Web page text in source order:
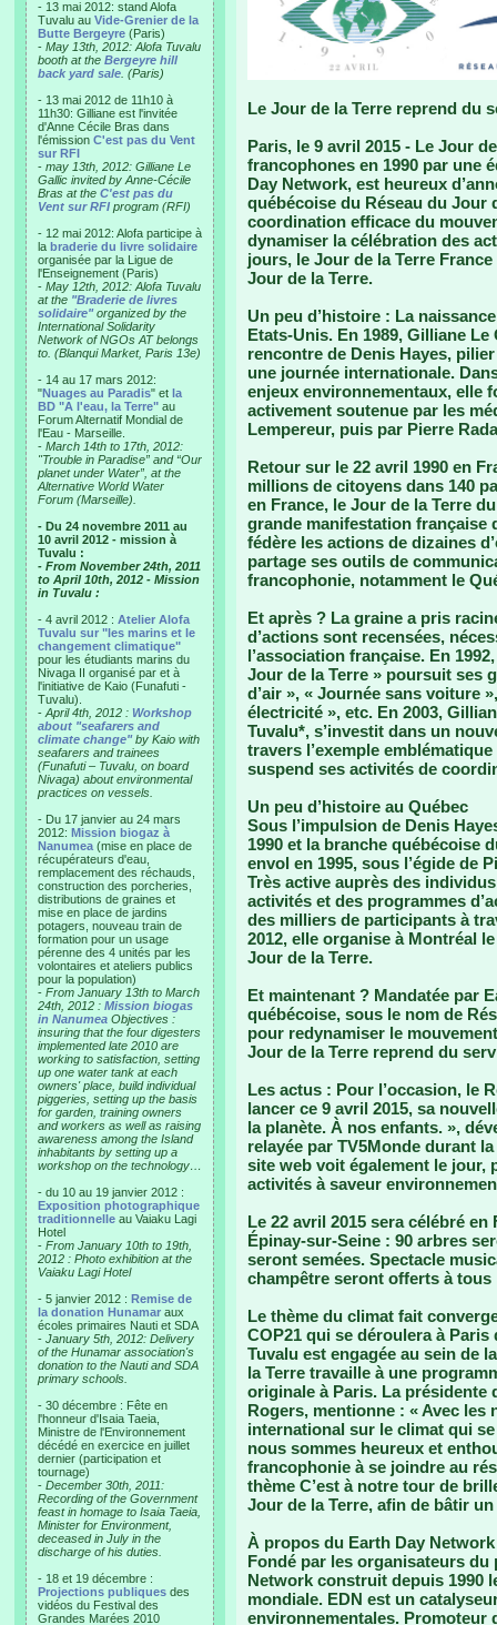
- 13 mai 2012: stand Alofa
Tuvalu au Vide-Grenier de la
Butte Bergeyre (Paris)
- May 13th, 2012: Alofa Tuvalu
booth at the Bergeyre hill
back yard sale . (Paris)
- 13 mai 2012 de 11h10 à
11h30: Gilliane est l'invitée
d'Anne Cécile Bras dans
l'émission C'est pas du Vent
sur RFI
- may 13th, 2012: Gilliane Le
Gallic invited by Anne-Cécile
Bras at the C'est pas du
Vent sur RFI program (RFI)
- 12 mai 2012: Alofa participe à
la braderie du livre solidaire
organisée par la Ligue de
l'Enseignement (Paris)
- May 12th, 2012: Alofa Tuvalu
at the "Braderie de livres
solidaire"organized by the
International Solidarity
Network of NGOs AT belongs
to. (Blanqui Market, Paris 13e)
- 14 au 17 mars 2012:
"Nuages au Paradis" et la
BD "A l'eau, la Terre" au
Forum Alternatif Mondial de
l'Eau - Marseille.
- March 14th to 17th, 2012:
"Trouble in Paradise” and “Our
planet under Water”, at the
Alternative World Water
Forum (Marseille).
- Du 24 novembre 2011 au
10 avril 2012 - mission à
Tuvalu :
- From November 24th, 2011
to April 10th, 2012 - Mission
in Tuvalu :
- 4 avril 2012 : Atelier Alofa
Tuvalu sur "les marins et le
changement climatique"
pour les étudiants marins du
Nivaga II organisé par et à
l'initiative de Kaio (Funafuti -
Tuvalu).
- April 4th, 2012 : Workshop
about "seafarers and
climate change"by Kaio with
seafarers and trainees
(Funafuti – Tuvalu, on board
Nivaga) about environmental
practices on vessels.
- Du 17 janvier au 24 mars
2012: Mission biogaz à
Nanumea (mise en place de
récupérateurs d'eau,
remplacement des réchauds,
construction des porcheries,
distributions de graines et
mise en place de jardins
potagers, nouveau train de
formation pour un usage
pérenne des 4 unités par les
volontaires et ateliers publics
pour la population)
- From January 13th to March
24th, 2012 : Mission biogas
in Nanumea Objectives :
insuring that the four digesters
implemented late 2010 are
working to satisfaction, setting
up one water tank at each
owners' place, build individual
piggeries, setting up the basis
for garden, training owners
and workers as well as raising
awareness among the Island
inhabitants by setting up a
workshop on the technology…
- du 10 au 19 janvier 2012 :
Exposition photographique
traditionnelle au Vaiaku Lagi
Hotel
- From January 10th to 19th,
2012 : Photo exhibition at the
Vaiaku Lagi Hotel
- 5 janvier 2012 : Remise de
la donation Hunamar aux
écoles primaires Nauti et SDA
- January 5th, 2012: Delivery
of the Hunamar association's
donation to the Nauti and SDA
primary schools.
- 30 décembre : Fête en
l'honneur d'Isaia Taeia,
Ministre de l'Environnement
décédé en exercice en juillet
dernier (participation et
tournage)
- December 30th, 2011:
Recording of the Government
feast in homage to Isaia Taeia,
Minister for Environment,
deceased in July in the
discharge of his duties.
- 18 et 19 décembre :
Projections publiques des
vidéos du Festival des
Grandes Marées 2010
Le Jour de la Terre reprend du
Paris, le 9 avril 2015 - Le Jour
francophones en 1990 par une
Day Network, est heureux
québécoise du Réseau du Jour
coordination efficace du
dynamiser la célébration des
jours, le Jour de la Terre
Jour de la Terre.
Un peu d’histoire : La
Etats-Unis. En 1989, Gilliane
rencontre de Denis Hayes,
une journée internationale.
enjeux environnementaux, elle
activement soutenue par les
Lempereur, puis par Pierre
Retour sur le 22 avril 1990 en
millions de citoyens dans 140
en France, le Jour de la Terre
grande manifestation française
fédère les actions de dizaines
partage ses outils de
francophonie, notamment le
Et après ? La graine a pris
d’actions sont recensées,
l’association française. En
Jour de la Terre » poursuit ses
d’air », « Journée sans voiture
électricité », etc. En 2003,
Tuvalu*, s’investit dans un
travers l’exemple
suspend ses activités de
Un peu d’histoire au Québec
Sous l’impulsion de Denis
1990 et la branche québécoise
envol en 1995, sous l’égide de
Très active auprès des
activités et des programmes
des milliers de participants à
2012, elle organise à Montréal
Jour de la Terre.
Et maintenant ? Mandatée par
québécoise, sous le nom de
pour redynamiser le
Jour de la Terre reprend du
Les actus : Pour l’occasion, le
lancer ce 9 avril 2015, sa
la planète. À nos enfants. »,
relayée par TV5Monde durant
site web voit également le
activités à saveur
Le 22 avril 2015 sera célébré
Épinay-sur-Seine : 90 arbres
seront semées. Spectacle
champêtre seront offerts à
Le thème du climat fait
COP21 qui se déroulera à Paris
Tuvalu est engagée au sein de
la Terre travaille à une
originale à Paris. La présidente
Rogers, mentionne : « Avec les
international sur le climat qui
nous sommes heureux et
francophonie à se joindre au
thème C’est à notre tour de
Jour de la Terre, afin de bâtir
À propos du Earth Day
Fondé par les organisateurs du
Network construit depuis 1990
mondiale. EDN est un
environnementales. Promoteur